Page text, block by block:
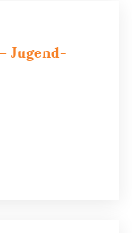
Jugend-